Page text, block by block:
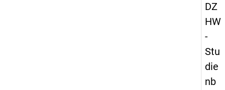
DZ
HW
-
Stu
die
nb